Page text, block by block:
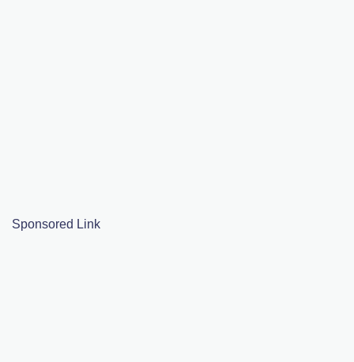
Sponsored Link